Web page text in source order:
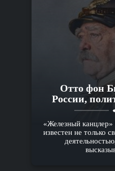
Отто фон
России,
«Железный
известен не только